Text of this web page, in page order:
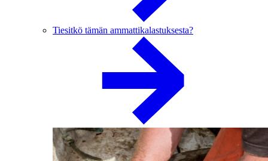
Tiesitkö tämän ammattikalastuksesta?